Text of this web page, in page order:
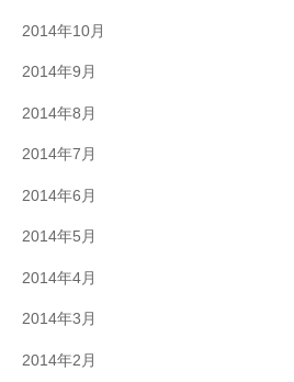
2014年10月
2014年9月
2014年8月
2014年7月
2014年6月
2014年5月
2014年4月
2014年3月
2014年2月